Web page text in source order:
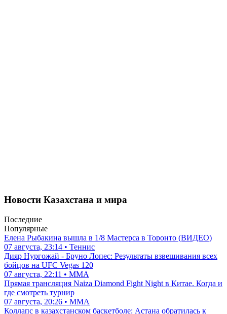
Новости Казахстана и мира
Последние
Популярные
Елена Рыбакина вышла в 1/8 Мастерса в Торонто (ВИДЕО)
07 августа, 23:14 • Теннис
Дияр Нургожай - Бруно Лопес: Результаты взвешивания всех
бойцов на UFC Vegas 120
07 августа, 22:11 • ММА
Прямая трансляция Naiza Diamond Fight Night в Китае. Когда и
где смотреть турнир
07 августа, 20:26 • ММА
Коллапс в казахстанском баскетболе: Астана обратилась к